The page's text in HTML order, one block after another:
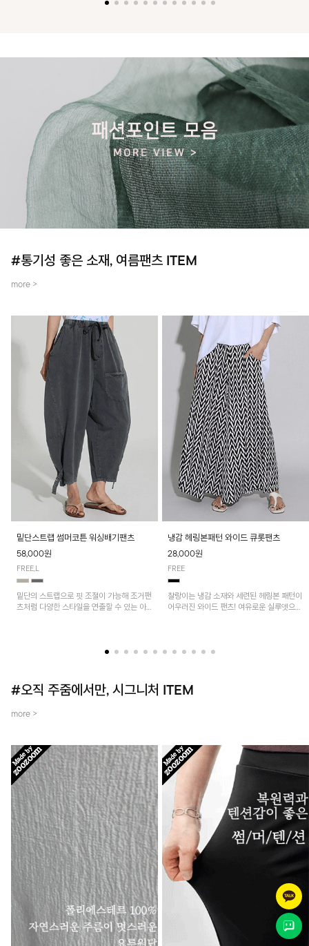
#통기성 좋은 소재, 여름팬츠 ITEM
more >
밑단스트랩 썸머코튼 워싱배기팬츠
58,000원
FREE,L
밑단의 스트랩으로 핏 조절이 가능해 조거팬
츠처럼 다양한 스타일을 연출할 수 있는 아
냉감 헤링본패턴 와이드 큐롯팬츠
28,000원
FREE
찰랑이는 냉감 소재와 세련된 헤링본 패턴이
어우러진 와이드 팬츠! 여유로운 실루엣으로
#오직 주줌에서만, 시그니처 ITEM
more >